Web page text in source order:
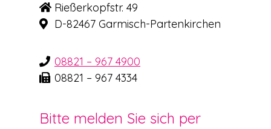
Rießerkopfstr. 49
D-82467 Garmisch-Partenkirchen
08821 – 967 4900
08821 – 967 4334
Bitte melden Sie sich per